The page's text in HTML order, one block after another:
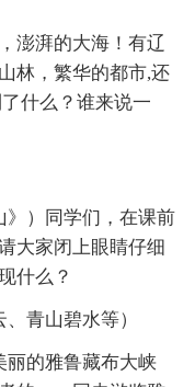
澎湃的大海！有辽
林，繁华的都市,还
什么？谁来说一
》）同学们，在课前
大家闭上眼睛仔细
什么？
青山碧水等）
丽的雅鲁藏布大峡